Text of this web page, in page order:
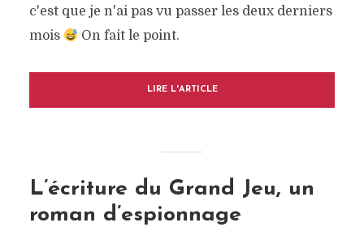
c'est que je n'ai pas vu passer les deux derniers
mois
On fait le point.
LIRE L'ARTICLE
L’écriture du Grand Jeu, un
roman d’espionnage